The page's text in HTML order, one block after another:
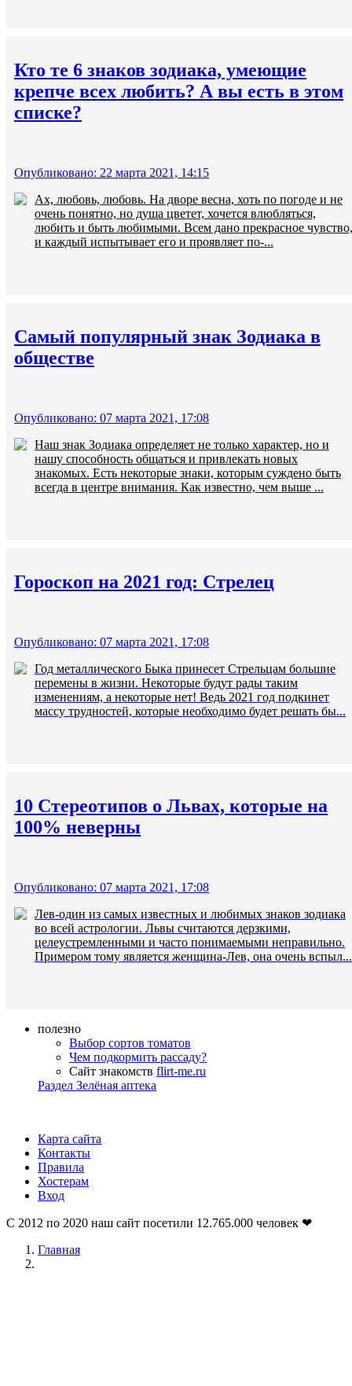
Кто те 6 знаков зодиака, умеющие
крепче всех любить? А вы есть в этом
списке?
Опубликовано: 22 марта 2021, 14:15
Ах, любовь, любовь. На дворе весна, хоть по погоде и не
очень понятно, но душа цветет, хочется влюбляться,
любить и быть любимыми. Всем дано прекрасное чувство,
и каждый испытывает его и проявляет по-...
Самый популярный знак Зодиака в
обществе
Опубликовано: 07 марта 2021, 17:08
Наш знак Зодиака определяет не только характер, но и
нашу способность общаться и привлекать новых
знакомых. Есть некоторые знаки, которым суждено быть
всегда в центре внимания. Как известно, чем выше ...
Гороскоп на 2021 год: Стрелец
Опубликовано: 07 марта 2021, 17:08
Год металлического Быка принесет Стрельцам большие
перемены в жизни. Некоторые будут рады таким
изменениям, а некоторые нет! Ведь 2021 год подкинет
массу трудностей, которые необходимо будет решать бы...
10 Стереотипов о Львах, которые на
100% неверны
Опубликовано: 07 марта 2021, 17:08
Лев-один из самых известных и любимых знаков зодиака
во всей астрологии. Львы считаются дерзкими,
целеустремленными и часто понимаемыми неправильно.
Примером тому является женщина-Лев, она очень вспыл...
полезно
Выбор сортов томатов
Чем подкормить рассаду?
Сайт знакомств flirt-me.ru
Раздел Зелёная аптека
Карта сайта
Контакты
Правила
Хостерам
Вход
С 2012 по 2020 наш сайт посетили 12.765.000 человек ❤
Главная